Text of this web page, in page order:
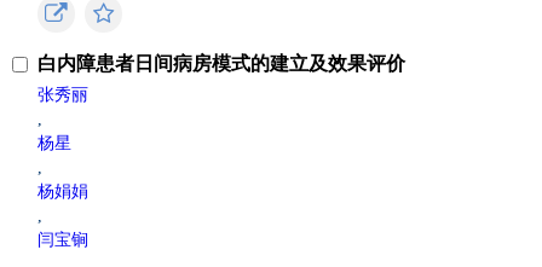
白内障患者日间病房模式的建立及效果评价
张秀丽
,
杨星
,
杨娟娟
,
闫宝锏